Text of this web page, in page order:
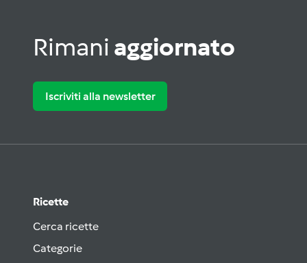
Rimani aggiornato
Iscriviti alla newsletter
Ricette
Cerca ricette
Categorie